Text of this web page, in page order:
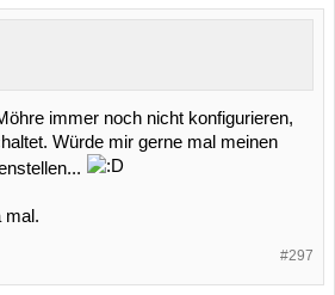
immer noch nicht konfigurieren,
Würde mir gerne mal meinen
mal.
#297